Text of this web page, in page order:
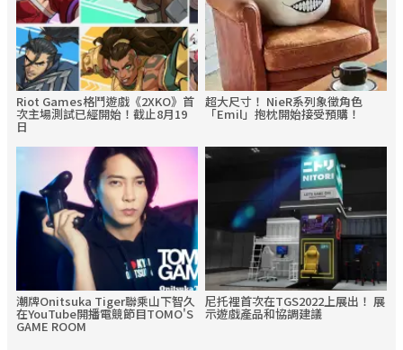
Riot Games格鬥遊戲《2XKO》首
次主場測試已經開始！截止8月19
日
超大尺寸！ NieR系列象徵角色
「Emil」抱枕開始接受預購！
潮牌Onitsuka Tiger聯乘山下智久
在YouTube開播電競節目TOMO'S
GAME ROOM
尼托裡首次在TGS2022上展出！ 展
示遊戲產品和協調建議